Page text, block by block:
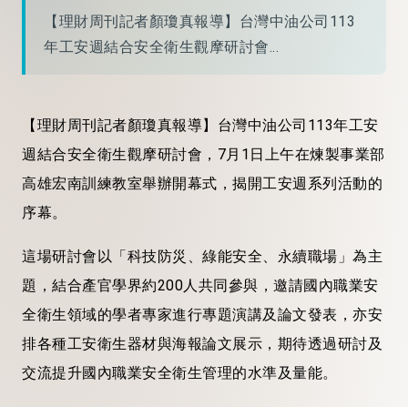
【理財周刊記者顏瓊真報導】台灣中油公司113
年工安週結合安全衛生觀摩研討會...
【理財周刊記者顏瓊真報導】台灣中油公司113年工安
週結合安全衛生觀摩研討會，7月1日上午在煉製事業部
高雄宏南訓練教室舉辦開幕式，揭開工安週系列活動的
序幕。
這場研討會以「科技防災、綠能安全、永續職場」為主
題，結合產官學界約200人共同參與，邀請國內職業安
全衛生領域的學者專家進行專題演講及論文發表，亦安
排各種工安衛生器材與海報論文展示，期待透過研討及
交流提升國內職業安全衛生管理的水準及量能。